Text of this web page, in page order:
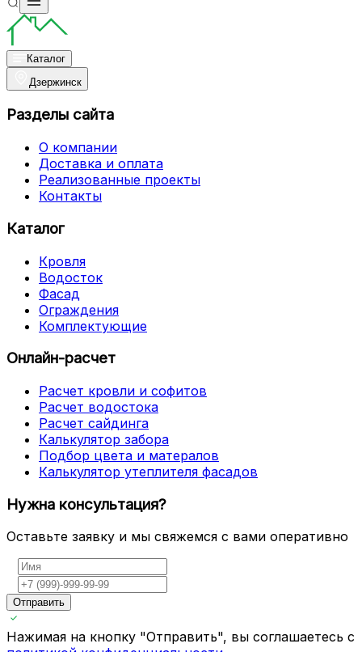
Каталог
Дзержинск
Разделы сайта
О компании
Доставка и оплата
Реализованные проекты
Контакты
Каталог
Кровля
Водосток
Фасад
Ограждения
Комплектующие
Онлайн-расчет
Расчет кровли и софитов
Расчет водостока
Расчет сайдинга
Калькулятор забора
Подбор цвета и матералов
Калькулятор утеплителя фасадов
Нужна консультация?
Оставьте заявку и мы свяжемся с вами оперативно
Отправить
Нажимая на кнопку "Отправить", вы соглашаетесь с